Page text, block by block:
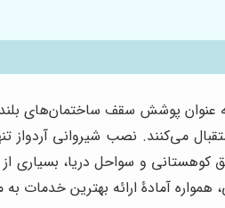
عنوان پوشش سقف ساختمان‌های
می‌کنند. نصب شیروانی آردواز
کوهستانی و سواحل دریا، بسیاری
آمادۀ ارائه بهترین خدمات